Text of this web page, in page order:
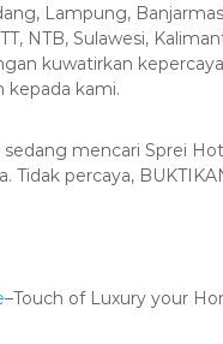
Lampung,
NTB, Sulawesi,
kuwatirkan
kepada kami.
sedang mencari Sprei
Tidak percaya,
–Touch of Luxury your